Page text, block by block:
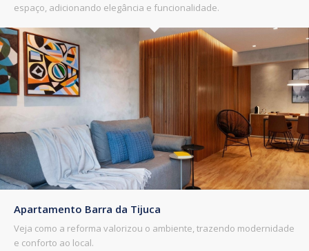
espaço, adicionando elegância e funcionalidade.
Apartamento Barra da Tijuca
Veja como a reforma valorizou o ambiente, trazendo modernidade
e conforto ao local.